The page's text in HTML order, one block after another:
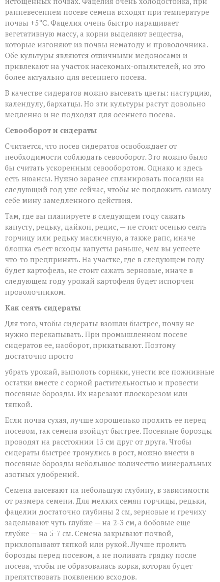
ранневесеннем посеве семена всходят при температуре
почвы +5°С. Фацелия очень быстро наращивает
вегетативную массу, а корни выделяют вещества,
которые изгоняют из почвы нематоду и проволочника.
Обе культуры являются отличными медоносами и
привлекают на участок насекомых-опылителей, но это
более актуально для весеннего посева.
В качестве сидератов можно высевать цветы: настурцию,
календулу, бархатцы. Но эти культуры растут довольно
медленно и не подходят для осеннего посева.
Севооборот и сидераты
Считается, что посев сидератов освобождает от
необходимости соблюдать севооборот. Это можно было
бы считать ускоренным севооборотом. Однако и здесь
есть нюансы. Нужно заранее спланировать посадки на
следующий год уже сейчас, чтобы не подложить самому
себе мину замедленного действия.
Там, где вы планируете в следующем году сажать
капусту, редьку, дайкон, редис, — не стоит осенью сеять
горчицу или редьку масличную, а также рапс, иначе
блошка съест всходы капусты раньше, чем вы успеете
что-то предпринять. На участке, где в следующем году
будет картофель, не стоит сажать зерновые, иначе в
следующем году урожай картофеля будет испорчен
проволочником.
Как сеять сидераты
Для того, чтобы сидераты взошли быстрее, почву не
нужно перекапывать. При промышленном посеве
сидератов ее, наоборот, прикатывают. Поэтому
достаточно просто
убрать урожай, выполоть сорняки, унести все пожнивные
остатки вместе с сорной растительностью и провести
посевные борозды. Их нарезают плоскорезом или
тяпкой.
Если почва сухая, лучше хорошенько пролить ее перед
посевом, так семена взойдут быстрее. Посевные борозды
проводят на расстоянии 15 см друг от друга. Чтобы
сидераты быстрее тронулись в рост, можно внести в
посевные борозды небольшое количество минеральных
азотных удобрений.
Семена высевают на небольшую глубину, в зависимости
от размера семени. Для мелких семян горчицы, редьки,
фацелии достаточно глубины 2 см, зерновые и гречиху
заделывают чуть глубже — на 2-3 см, а бобовые еще
глубже — на 5-7 см. Семена закрывают почвой,
прихлопывают тяпкой или рукой. Лучше пролить
борозды перед посевом, а не поливать грядку после
посева, чтобы не образовалась корка, которая будет
препятствовать появлению всходов.